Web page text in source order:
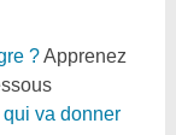
?Apprenez